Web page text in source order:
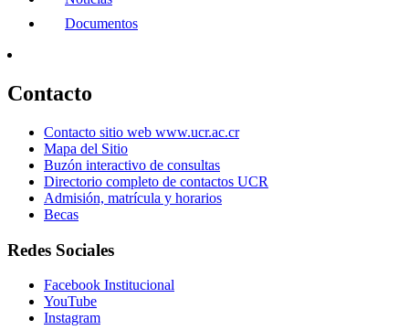
Documentos
Contacto
Contacto sitio web www.ucr.ac.cr
Mapa del Sitio
Buzón interactivo de consultas
Directorio completo de contactos UCR
Admisión, matrícula y horarios
Becas
Redes Sociales
Facebook Institucional
YouTube
Instagram